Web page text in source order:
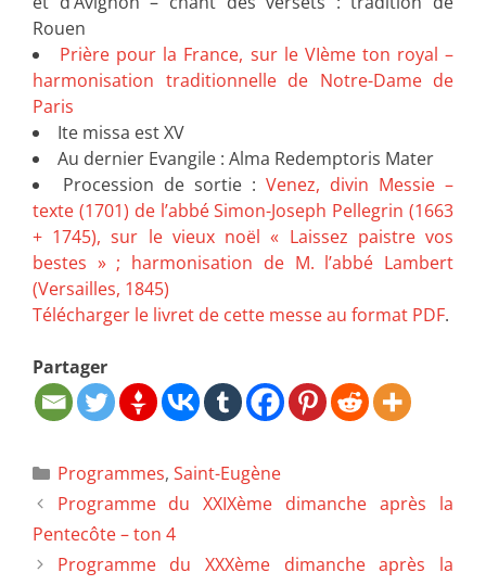
Rouen
Prière pour la France, sur le VIème ton royal –
harmonisation traditionnelle de Notre-Dame de
Paris
Ite missa est XV
Au dernier Evangile : Alma Redemptoris Mater
Procession de sortie : Venez, divin Messie –
texte (1701) de l’abbé Simon-Joseph Pellegrin (1663
+ 1745), sur le vieux noël « Laissez paistre vos
bestes » ; harmonisation de M. l’abbé Lambert
(Versailles, 1845)
Télécharger le livret de cette messe au format PDF.
Partager
Programmes, Saint-Eugène
Programme du XXIXème dimanche après la
Pentecôte – ton 4
Programme du XXXème dimanche après la